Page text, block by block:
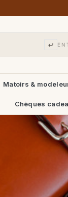
Matoirs &
Chèques